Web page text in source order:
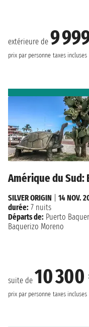
extérieure de 9
prix par personne taxes incluses
Amérique du Sud:
suite de 10
prix par personne taxes incluses
SILVER ORIGIN
14 NOV.
durée: 7 nuits
Départs de: Puerto
Baquerizo Moreno